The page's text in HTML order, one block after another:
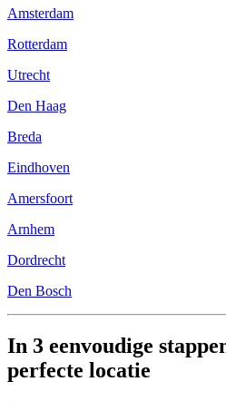
Amsterdam
Rotterdam
Utrecht
Den Haag
Breda
Eindhoven
Amersfoort
Arnhem
Dordrecht
Den Bosch
In 3 eenvoudige
perfecte locatie